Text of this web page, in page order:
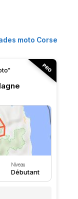
moto Corse
Niveau
Débutant